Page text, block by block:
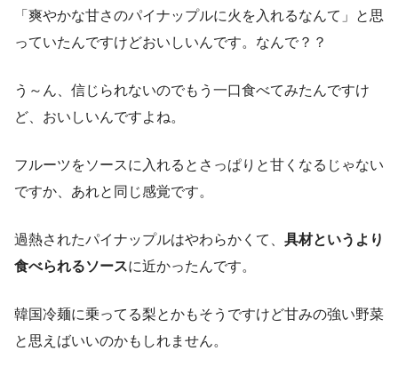
「爽やかな甘さのパイナップルに火を入れるなんて」と思
っていたんですけどおいしいんです。なんで？？
う～ん、信じられないのでもう一口食べてみたんですけ
ど、おいしいんですよね。
フルーツをソースに入れるとさっぱりと甘くなるじゃない
ですか、あれと同じ感覚です。
過熱されたパイナップルはやわらかくて、 具材というより
食べられるソースに近かったんです。
韓国冷麺に乗ってる梨とかもそうですけど甘みの強い野菜
と思えばいいのかもしれません。